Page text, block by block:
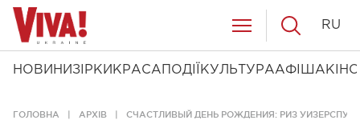
НОВИНИ ЗІРКИ КРАСА ПОДІЇ КУЛЬТУРААФІША КІНО
RU
ГОЛОВНА АРХІВ СЧАСТЛИВЫЙ ДЕНЬ РОЖДЕНИЯ: РИЗ УИЗЕРСПУН